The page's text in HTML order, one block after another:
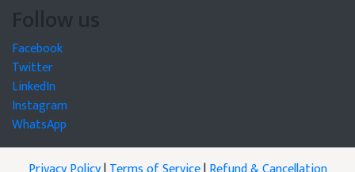
Follow us
Facebook
Twitter
LinkedIn
Instagram
WhatsApp